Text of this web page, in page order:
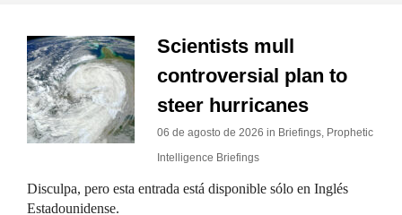
Scientists mull
controversial plan to
steer hurricanes
06 de agosto de 2026 in Briefings, Prophetic
Intelligence Briefings
Disculpa, pero esta entrada está disponible sólo en Inglés
Estadounidense.